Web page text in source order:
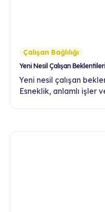
Çalışan Bağlılığı
Yeni Nesil Çalışan
Yeni nesil çalışan
Esneklik, anlamlı işler